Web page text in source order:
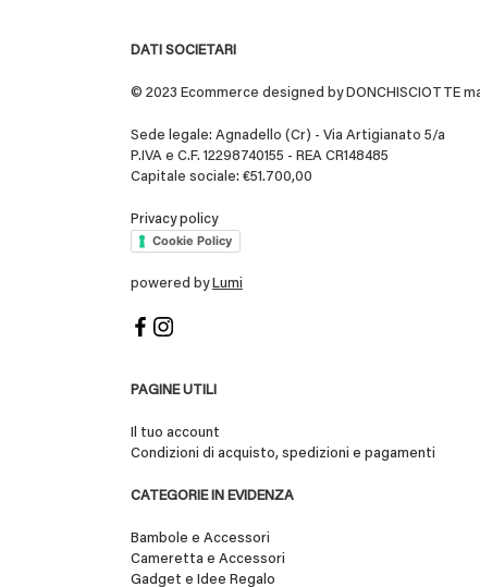
DATI SOCIETARI
© 2023 Ecommerce designed by DONCHISCIOTTE
Sede legale: Agnadello (Cr) - Via Artigianato 5/a
P.IVA e C.F. 12298740155 - REA CR148485
Capitale sociale: €51.700,00
Privacy policy
Cookie Policy
powered by Lumi
PAGINE UTILI
Il tuo account
Condizioni di acquisto, spedizioni e pagamenti
CATEGORIE IN EVIDENZA
Bambole e Accessori
Cameretta e Accessori
Gadget e Idee Regalo